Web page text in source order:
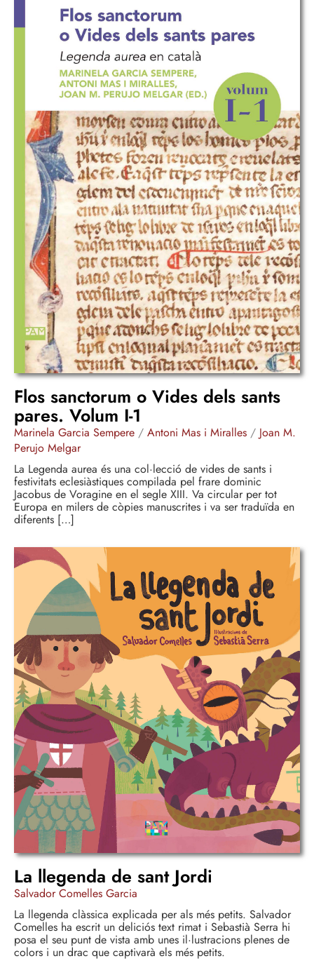
Flos sanctorum o Vides dels sants
pares. Volum I-1
Marinela Garcia Sempere / Antoni Mas i Miralles / Joan M.
Perujo Melgar
La Legenda aurea és una col·lecció de vides de sants i
festivitats eclesiàstiques compilada pel frare dominic
Jacobus de Voragine en el segle XIII. Va circular per tot
Europa en milers de còpies manuscrites i va ser traduïda en
diferents […]
La llegenda de sant Jordi
Salvador Comelles Garcia
La llegenda clàssica explicada per als més petits. Salvador
Comelles ha escrit un deliciós text rimat i Sebastià Serra hi
posa el seu punt de vista amb unes il·lustracions plenes de
colors i un drac que captivarà els més petits.